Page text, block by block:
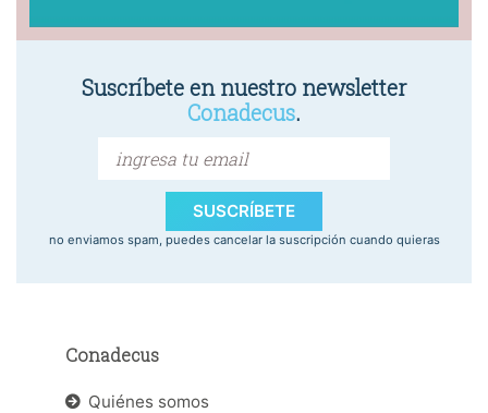
Suscríbete en nuestro newsletter
Conadecus.
SUSCRÍBETE
no enviamos spam, puedes cancelar la suscripción cuando quieras
Conadecus
Quiénes somos